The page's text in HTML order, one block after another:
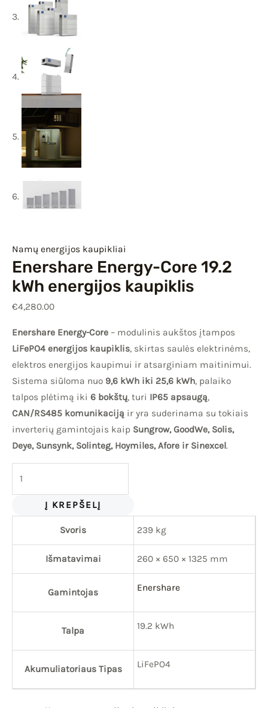
Namų energijos kaupikliai
Enershare Energy-Core 19.2
kWh energijos kaupiklis
€4,280.00
Enershare Energy-Core – modulinis aukštos įtampos
LiFePO4 energijos kaupiklis, skirtas saulės elektrinėms,
elektros energijos kaupimui ir atsarginiam maitinimui.
Sistema siūloma nuo 9,6 kWh iki 25,6 kWh, palaiko
talpos plėtimą iki 6 bokštų, turi IP65 apsaugą,
CAN/RS485 komunikaciją ir yra suderinama su tokiais
inverterių gamintojais kaip Sungrow, GoodWe, Solis,
Deye, Sunsynk, Solinteg, Hoymiles, Afore ir Sinexcel.
Į KREPŠELĮ
Svoris 239 kg
Išmatavimai 260 × 650 × 1325 mm
Gamintojas Enershare
Talpa 19.2 kWh
Akumuliatoriaus Tipas LiFePO4